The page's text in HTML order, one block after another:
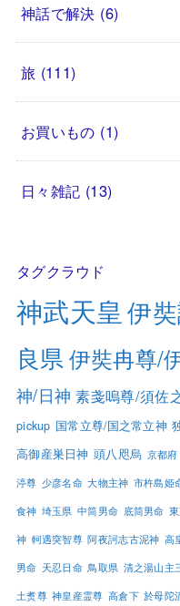
神話で解決 (6)
旅 (111)
お買いもの (1)
日々雑記 (13)
タグクラウド
神武天皇 伊
良県 伊奘冉尊/
神/日神 素戔嗚尊/須佐
pickup 国常立尊/国之常立神
高御産巣日神 頭八咫烏 京都府
渟尊 少彦名命 大物主神 市杵島姫
食神 埼玉県 中筒男命 底筒男命
神 軻遇突智尊 阿夜訶志古泥神 高
男命 天忍日命 鳥取県 清之湯山主
土煑尊 神皇産霊尊 高倉下 於母陀